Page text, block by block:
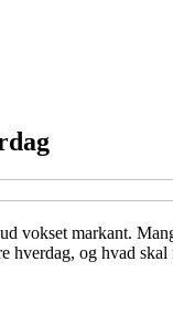
vokset markant.
hverdag, og hvad